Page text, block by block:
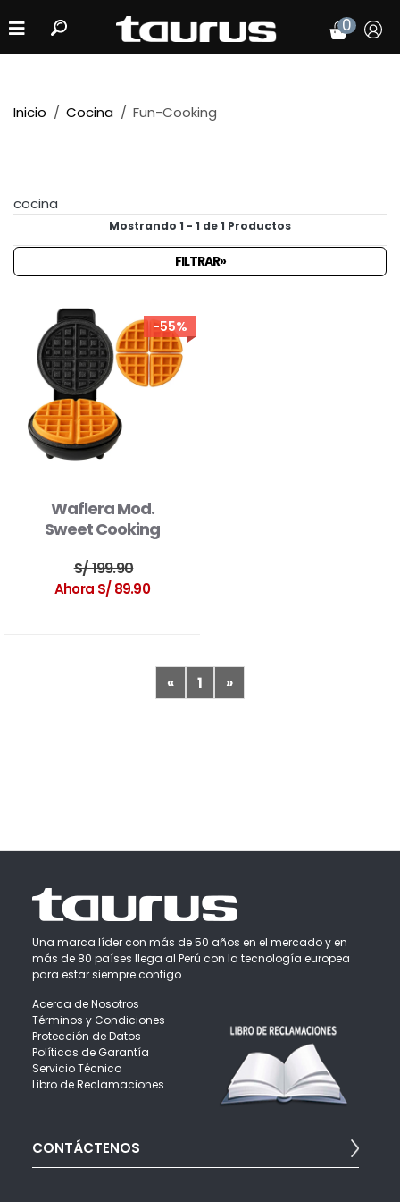
0
Inicio Cocina Fun-Cooking
cocina
Mostrando 1 - 1 de 1 Productos
FILTRAR»
-55%
Waflera Mod.
Sweet Cooking
S/ 199.90
Ahora S/ 89.90
« 1 »
Una marca líder con más de 50 años en el mercado y en
más de 80 países llega al Perú con la tecnología europea
para estar siempre contigo.
Acerca de Nosotros
Términos y Condiciones
Protección de Datos
Políticas de Garantía
Servicio Técnico
Libro de Reclamaciones
CONTÁCTENOS